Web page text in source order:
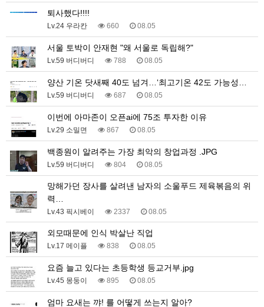
퇴사했다!!!!
Lv.24 우라칸 660 08.05
서울 토박이 안재현 "왜 서울로 독립해?"
Lv.59 버디버디 788 08.05
양산 기온 닷새째 40도 넘겨…‘최고기온 42도 가능성…
Lv.59 버디버디 687 08.05
이번에 아마존이 오픈ai에 75조 투자한 이유
Lv.29 소밀면 867 08.05
백종원이 알려주는 가장 최악의 창업과정 .JPG
Lv.59 버디버디 804 08.05
망해가던 장사를 살려낸 남자의 소울푸드 제육볶음의 위
력…
Lv.43 픽시베이 2337 08.05
외모때문에 인식 박살난 직업
Lv.17 메이플 838 08.05
요즘 늘고 있다는 초등학생 등교거부.jpg
Lv.45 몽둥이 895 08.05
엄마 요새는 꺄! 를 어떻게 쓰는지 알아?